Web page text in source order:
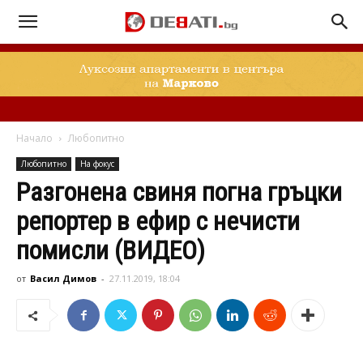
Начало Любопитно
Любопитно На фокус
Разгонена свиня погна гръцки
репортер в ефир с нечисти
помисли (ВИДЕО)
от Васил Димов - 27.11.2019, 18:04